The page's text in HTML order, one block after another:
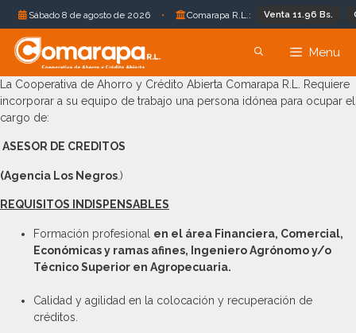
Sábado 8 de agosto de 2026 • Comarapa R.L.: Venta 11.96 Bs.
Menu
La Cooperativa de Ahorro y Crédito Abierta Comarapa R.L. Requiere
incorporar a su equipo de trabajo una persona idónea para ocupar el
cargo de:
ASESOR DE CREDITOS
(Agencia Los Negros.)
REQUISITOS INDISPENSABLES
Formación profesional en el área Financiera, Comercial,
Económicas y ramas afines, Ingeniero Agrónomo y/o
Técnico Superior en Agropecuaria.
Calidad y agilidad en la colocación y recuperación de
créditos.